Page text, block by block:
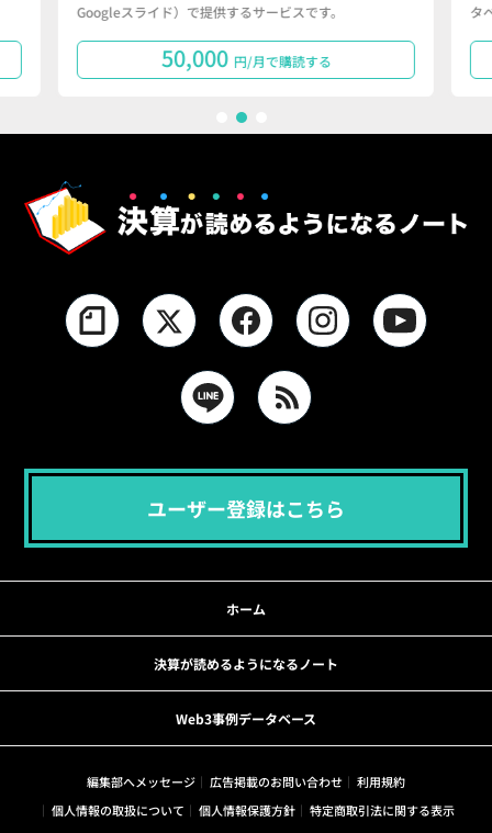
Googleスライド）で提供するサービスです。
50,000 円/月で購読する
タ
ユーザー登録はこちら
ホーム
決算が読めるようになるノート
Web3事例データベース
編集部へメッセージ 広告掲載のお問い合わせ
利用規約
個人情報の取扱について
個人情報保護方針
特定商取引法に関する表示